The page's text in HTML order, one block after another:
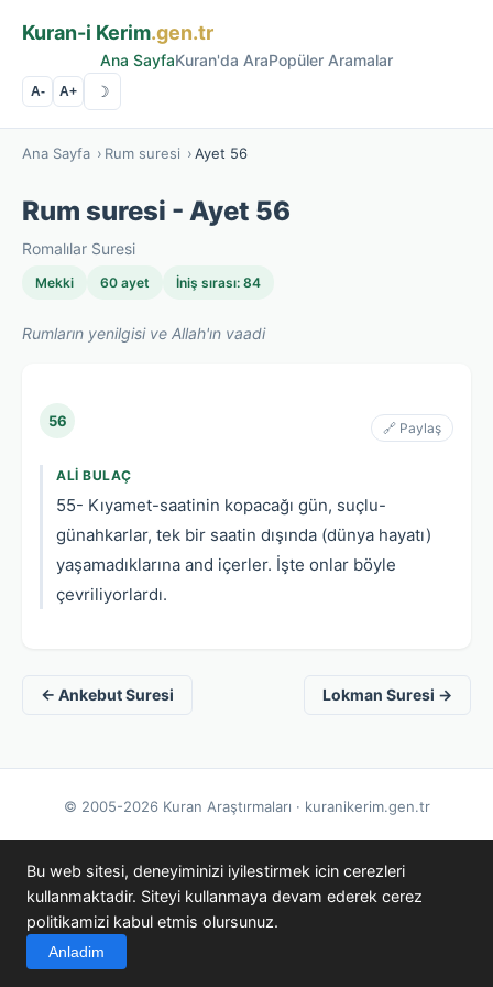
Kuran-i Kerim.gen.tr
Ana SayfaKuran'da AraPopüler Aramalar
A- A+ ☽
Ana Sayfa › Rum suresi ›Ayet 56
Rum suresi - Ayet 56
Romalılar Suresi
Mekki 60 ayet İniş sırası: 84
Rumların yenilgisi ve Allah'ın vaadi
56 🔗 Paylaş
ALI BULAÇ
55- Kıyamet-saatinin kopacağı gün, suçlu-
günahkarlar, tek bir saatin dışında (dünya hayatı)
yaşamadıklarına and içerler. İşte onlar böyle
çevriliyorlardı.
← Ankebut Suresi Lokman Suresi →
© 2005-2026 Kuran Araştırmaları · kuranikerim.gen.tr
Bu web sitesi, deneyiminizi iyilestirmek icin cerezleri
kullanmaktadir. Siteyi kullanmaya devam ederek cerez
politikamizi kabul etmis olursunuz.
Anladim